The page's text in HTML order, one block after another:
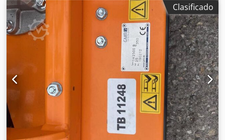
10.5’’) - Peso base: 6740 kg - Motor: : Cummins B4.5
T4F/STG V, 115kW (155CV) - Transmisión: Tracción
hidrostática -Tanque de gasolina: 160 Litros (42 Galones)
Clasificado